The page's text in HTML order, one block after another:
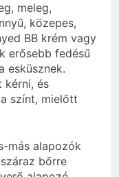
meleg,
közepes,
BB krém vagy
erősebb fedésű
esküsznek.
kérni, és
színt, mielőtt
más alapozók
bőrre